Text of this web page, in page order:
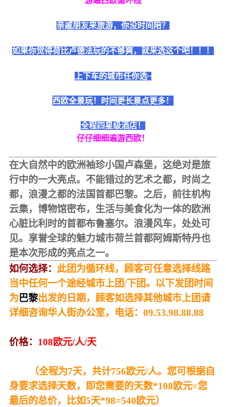
亲戚朋友来旅游，你没时间陪？
如果你觉得荷比卢德法玩的不够爽，就来选这个吧！！！
上下车的城市任你选~
西欧全景玩！时间更长景点更多！
全程四星级酒店！
仔仔细细遍游西欧！
在大自然中的欧洲袖珍小国卢森堡，这绝对是旅
行中的一大亮点。不能错过的艺术之都，时尚之
都，浪漫之都的法国首都巴黎。之后，前往机构
云集，博物馆密布，生活与美食化为一体的欧洲
心脏比利时的首都布鲁塞尔。浪漫风车，处处可
见。享誉全球的魅力城市荷兰首都阿姆斯特丹也
是本次形成的亮点之一。
如何选择： 此团为循环线，顾客可任意选择线路
当中任何一个途经城市上团/下团。以下发团时间
为巴黎出发的日期，顾客如选择其他城市上团请
详细咨询华人街办公室，电话：09.53.98.88.88
价格： 108欧元/人/天
（全程为7天，共计756欧元/人。您可根据自
身要求选择天数，即您需要的天数*108欧元=您
最后的总价，比如5天*98=540欧元）